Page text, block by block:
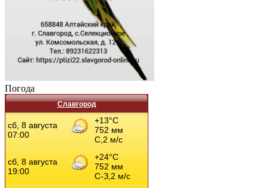
Погода
Славгород